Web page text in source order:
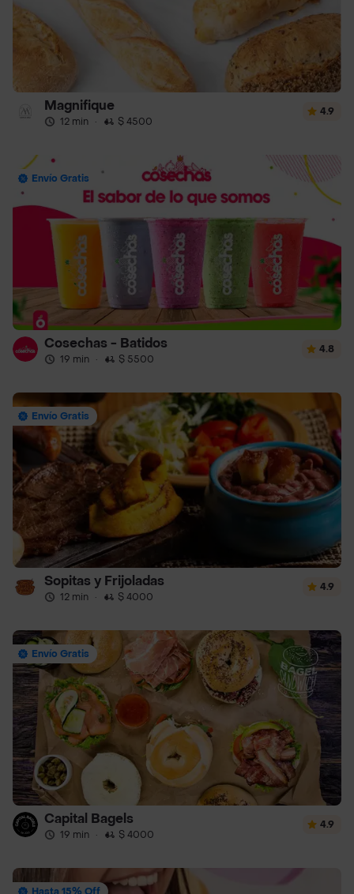
Magnifique
12 min · $ 4500
4.9
Envío Gratis
Cosechas - Batidos
19 min · $ 5500
4.8
Envío Gratis
Sopitas y Frijoladas
12 min · $ 4000
4.9
Envío Gratis
Capital Bagels
19 min · $ 4000
4.9